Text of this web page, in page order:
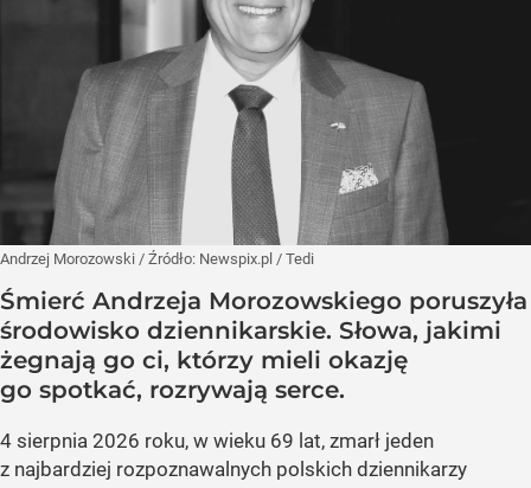
Andrzej Morozowski / Źródło: Newspix.pl / Tedi
Śmierć Andrzeja Morozowskiego poruszyła
środowisko dziennikarskie. Słowa, jakimi
żegnają go ci, którzy mieli okazję
go spotkać, rozrywają serce.
4 sierpnia 2026 roku, w wieku 69 lat, zmarł jeden
z najbardziej rozpoznawalnych polskich dziennikarzy